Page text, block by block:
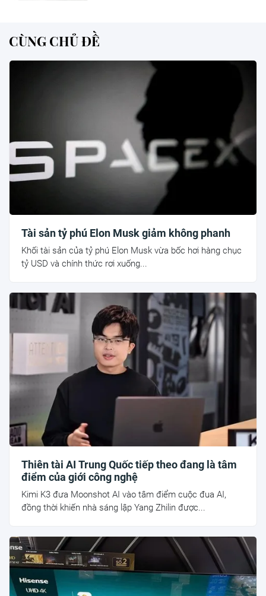
CÙNG CHỦ ĐỀ
Tài sản tỷ phú Elon Musk giảm không phanh
Khối tài sản của tỷ phú Elon Musk vừa bốc hơi hàng chục
tỷ USD và chính thức rơi xuống...
Thiên tài AI Trung Quốc tiếp theo đang là tâm
điểm của giới công nghệ
Kimi K3 đưa Moonshot AI vào tâm điểm cuộc đua AI,
đồng thời khiến nhà sáng lập Yang Zhilin được...